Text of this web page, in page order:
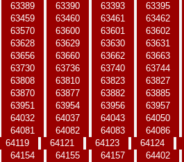
63389 63390 63393 63395
63459 63460 63461 63462
63570 63600 63601 63602
63628 63629 63630 63631
63656 63660 63662 63663
63730 63736 63740 63744
63808 63810 63823 63827
63870 63877 63882 63885
63951 63954 63956 63957
64032 64037 64043 64050
64081 64082 64083 64086
64119 64121 64123 64124
64154 64155 64157 64402